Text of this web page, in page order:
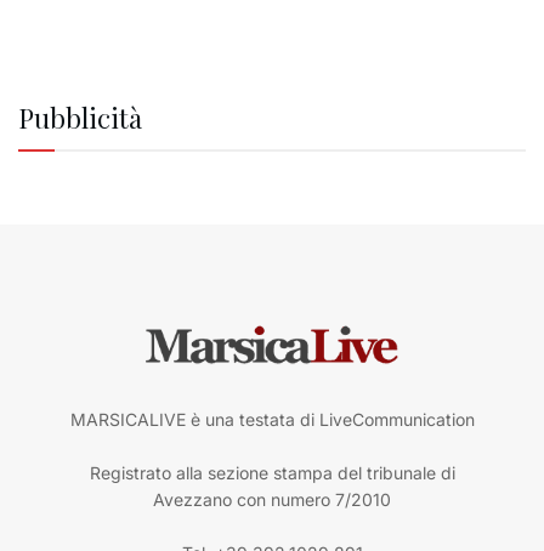
Pubblicità
MARSICALIVE è una testata di LiveCommunication
Registrato alla sezione stampa del tribunale di
Avezzano con numero 7/2010